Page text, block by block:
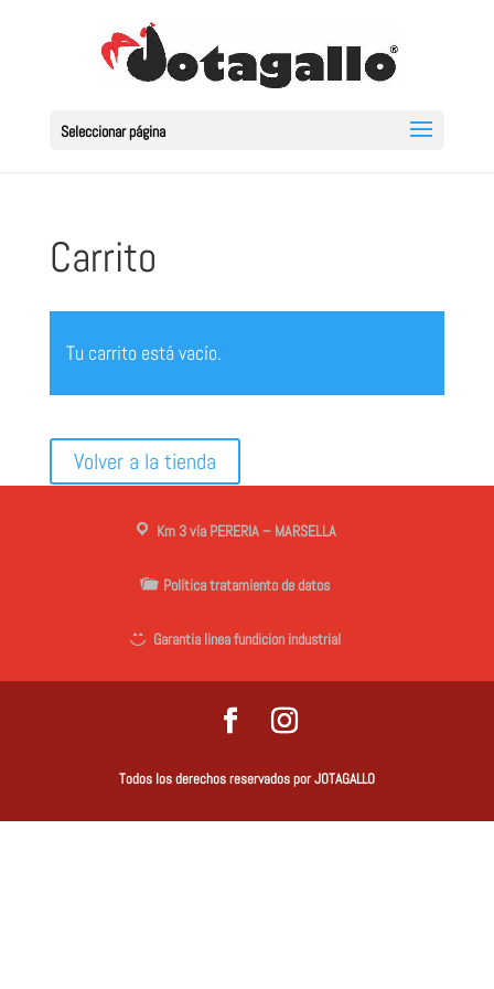
Seleccionar página
Carrito
Tu carrito está vacío.
Volver a la tienda
Km 3 vía PERERIA – MARSELLA
Política tratamiento de datos
Garantia linea fundicion industrial
Todos los derechos reservados por JOTAGALLO